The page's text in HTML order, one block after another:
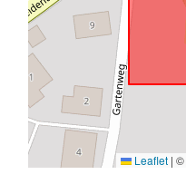
Leaflet | ©